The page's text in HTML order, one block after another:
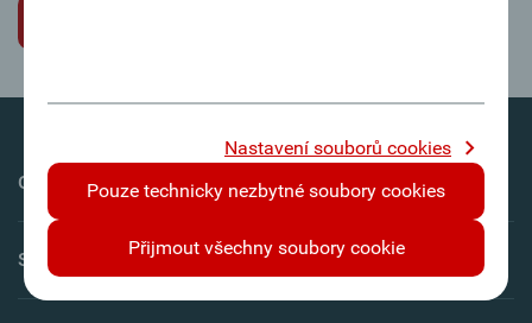
Nastavení souborů cookies
Pouze technicky nezbytné soubory cookies
Přijmout všechny soubory cookie
Oberbank AG
Servis